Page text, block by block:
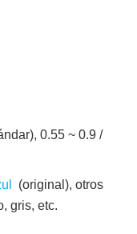
0.55 ~ 0.9 /
(original), otros
gris, etc.